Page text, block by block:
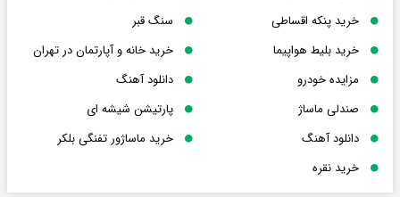
خرید پنکه اقساطی
سنگ قبر
خرید بلیط هواپیما
خرید خانه و آپارتمان در تهران
مزایده خودرو
دانلود آهنگ
صندلی ماساژ
پارتیشن شیشه ای
دانلود آهنگ
خرید ماساژور تفنگی بلکر
خرید نقره